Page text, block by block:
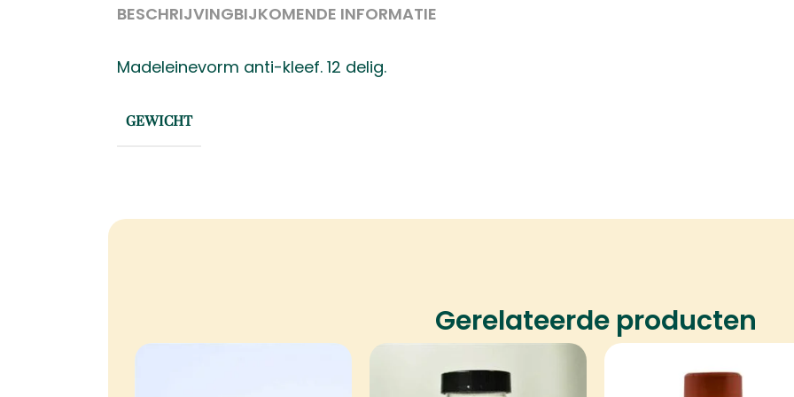
BESCHRIJVINGBIJKOMENDE INFORMATIE
Madeleinevorm anti-kleef. 12 delig.
GEWICHT
Gerelateerde producten